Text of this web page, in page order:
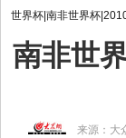
世界杯|南非世界杯
南非世
来源： 大